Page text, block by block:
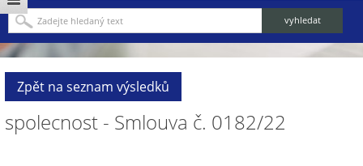
Zpět na seznam výsledků
spolecnost - Smlouva č. 0182/22